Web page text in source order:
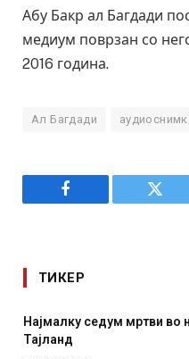
Абу Бакр ал Багдади
медиум поврзан со
2016 година.
Ал Багдади
Facebook
ТИКЕР
СОЗИС:
отколку на